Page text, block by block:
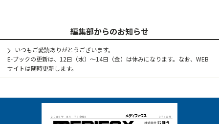
編集部からのお知らせ
いつもご愛読ありがとうございます。
E-ブックの更新は、12日（水）～14日（金）は休みになります。なお、WEB
サイトは随時更新します。